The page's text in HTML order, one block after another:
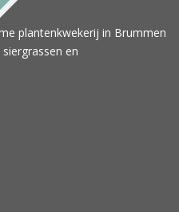
plantenkwekerij in Brummen
en